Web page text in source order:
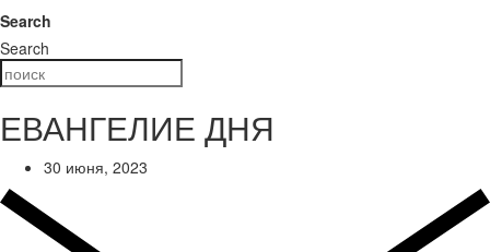
Search
Search
ЕВАНГЕЛИЕ ДНЯ
30 июня, 2023